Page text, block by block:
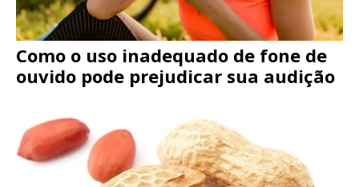
Como o uso inadequado de fone de
ouvido pode prejudicar sua audição